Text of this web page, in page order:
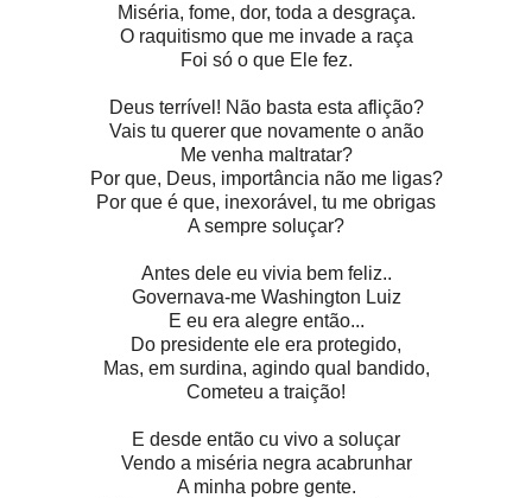
Miséria, fome, dor, toda a desgraça.
O raquitismo que me invade a raça
Foi só o que Ele fez.
Deus terrível! Não basta esta aflição?
Vais tu querer que novamente o anão
Me venha maltratar?
Por que, Deus, importância não me ligas?
Por que é que, inexorável, tu me obrigas
A sempre soluçar?
Antes dele eu vivia bem feliz..
Governava-me Washington Luiz
E eu era alegre então...
Do presidente ele era protegido,
Mas, em surdina, agindo qual bandido,
Cometeu a traição!
E desde então cu vivo a soluçar
Vendo a miséria negra acabrunhar
A minha pobre gente.